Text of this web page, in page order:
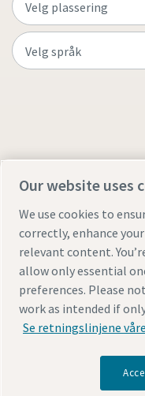
Juridiske merknader og
Manage cookies
Our website uses
We use cookies to
correctly, enhance
relevant content.
allow only essential
preferences. Please
work as intended if
Se retningslinjene